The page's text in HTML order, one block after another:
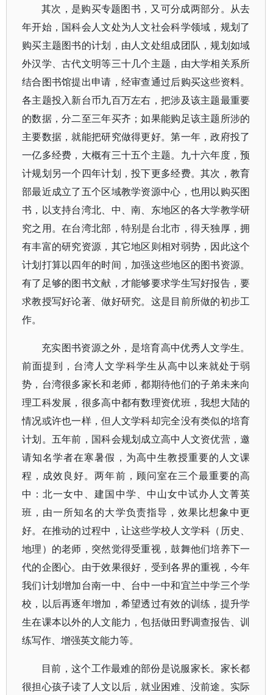
其次，是购买专题图书，又可分成两部分。从去
年开始，国科会人文处为人文社会科学领域，规划了
购买主题图书的计划，由人文处组成团队，规划如域
外汉学、古代文明等三十几个主题，由大学相关系所
结合图书馆提出申请，经审查通过后购买这些资料。
各主题投入新台币九百万左右，把涉及该主题最重要
的数据，分二至三年买齐；如果能购足该主题所涉的
主要数据，就能把研究做得更好。第一年，政府投了
一亿多经费，大概有三十五个主题。九十六年度，预
计规划另一个四年计划，投下更多经费。其次，教育
部最近成立了五个区域教学资源中心，也用以购买图
书，以支持台湾北、中、南、东地区的各大学教学研
究之用。在台湾北部，特别是台北市，得天独厚，拥
有丰富的研究资源，其它地区则相对弱势，因此这个
计划打算以四年的时间，加强这些地区的图书资源。
有了足够的图书文献，才能够要求学生写好报告，要
求教授写好论著、做好研究。这是目前所做的初步工
作。
充实图书资源之外，是培育高中优秀人文学生。
前面提到，台湾人文学科学生从高中以来就处于弱
势，台湾很多家长和老师，都期待他们的子弟未来向
理工科发展，很多高中都有数理资优班，我想大陆的
情况或许也一样，但人文学科却完全没有类似的培育
计划。五年前，国科会规划成立高中人文资优营，邀
请知名学者在寒暑假，为高中生教授重要的人文课
程，成效良好。两年前，顾问室在三个最重要的高
中：北一女中、建国中学、中山女中试办人文菁英
班，由一所知名的大学负责指导，效果比想象中更
好。在推动的过程中，让这些学校人文学科（历史、
地理）的老师，突然觉得受重视，鼓舞他们培养下一
代的企图心。由于效果很好，受到各界的重视，今年
我们计划增加台南一中、台中一中和宜兰中学三个学
校，以后再逐年增加，希望透过有效的训练，提升学
生在课本以外的人文能力，包括做田野调查报告、训
练写作、增强英文能力等。
目前，这个工作最难的部份是说服家长。家长都
很担心孩子读了人文以后，就业困难、没前途。实际